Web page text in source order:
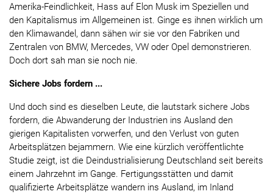
Amerika-Feindlichkeit, Hass auf Elon Musk im Speziellen und
den Kapitalismus im Allgemeinen ist. Ginge es ihnen wirklich um
den Klimawandel, dann sähen wir sie vor den Fabriken und
Zentralen von BMW, Mercedes, VW oder Opel demonstrieren.
Doch dort sah man sie noch nie.
Sichere Jobs fordern ...
Und doch sind es dieselben Leute, die lautstark sichere Jobs
fordern, die Abwanderung der Industrien ins Ausland den
gierigen Kapitalisten vorwerfen, und den Verlust von guten
Arbeitsplätzen bejammern. Wie eine kürzlich veröffentlichte
Studie zeigt, ist die Deindustrialisierung Deutschland seit bereits
einem Jahrzehnt im Gange. Fertigungsstätten und damit
qualifizierte Arbeitsplätze wandern ins Ausland, im Inland